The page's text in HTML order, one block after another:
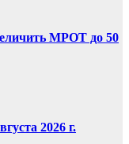
МРОТ до 50
2026 г.